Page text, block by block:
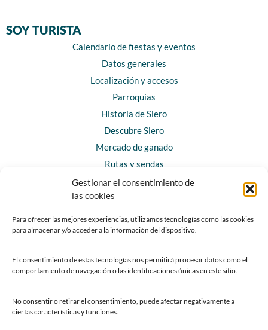
Gestionar el consentimiento de
las cookies
Para ofrecer las mejores experiencias, utilizamos tecnologías como las cookies
para almacenar y/o acceder a la información del dispositivo.
El consentimiento de estas tecnologías nos permitirá procesar datos como el
comportamiento de navegación o las identificaciones únicas en este sitio.
No consentir o retirar el consentimiento, puede afectar negativamente a
ciertas características y funciones.
SOY TURISTA
Calendario de fiestas y eventos
Datos generales
Localización y accesos
Parroquias
Historia de Siero
Descubre Siero
Mercado de ganado
Rutas y sendas
Horarios y contacto
Teléfonos de interés
Chatbot Siero
SEDES ELECTRÓNICAS
Sede del Ayuntamiento de Siero